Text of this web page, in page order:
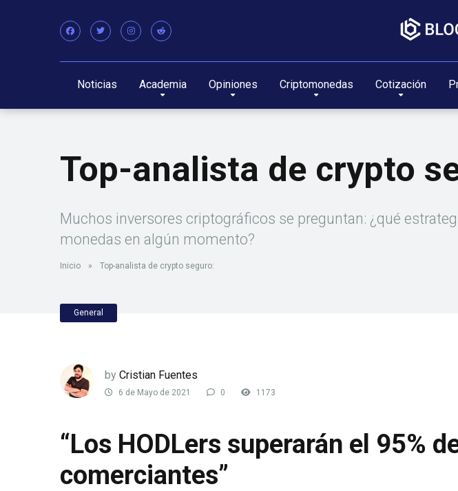
Noticias Academia Opiniones Criptomonedas Cotización
Top-analista de crypto
Muchos inversores criptográficos se preguntan: ¿qué
monedas en algún momento?
Inicio » Top-analista de crypto seguro:
General
by Cristian Fuentes
6 de Mayo de 2021 0 1173
“Los HODLers superarán el 95%
comerciantes”